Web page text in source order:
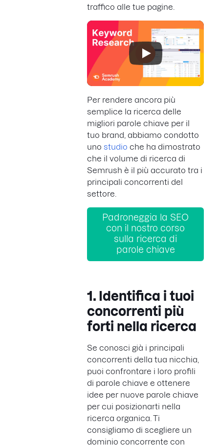
traffico alle tue pagine.
Per rendere ancora più
semplice la ricerca delle
migliori parole chiave per il
tuo brand, abbiamo condotto
uno studio che ha dimostrato
che il volume di ricerca di
Semrush è il più accurato tra i
principali concorrenti del
settore.
Padroneggia la SEO
con il nostro corso
sulla ricerca di
parole chiave
1. Identifica i tuoi
concorrenti più
forti nella ricerca
Se conosci già i principali
concorrenti della tua nicchia,
puoi confrontare i loro profili
di parole chiave e ottenere
idee per nuove parole chiave
per cui posizionarti nella
ricerca organica. Ti
consigliamo di scegliere un
dominio concorrente con